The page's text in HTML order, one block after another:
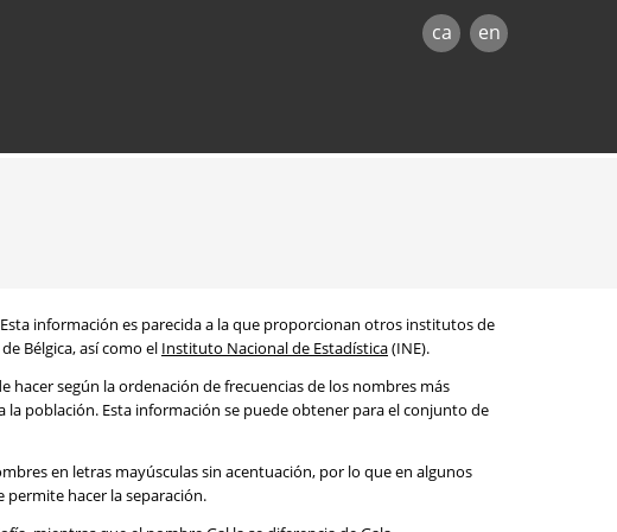
ca en
información es parecida a la que proporcionan otros institutos de
Bélgica, así como el Instituto Nacional de Estadística(INE).
hacer según la ordenación de frecuencias de los nombres más
población. Esta información se puede obtener para el conjunto de
en letras mayúsculas sin acentuación, por lo que en algunos
hacer la separación.